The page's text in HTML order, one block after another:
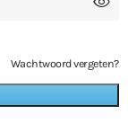
Wachtwoord vergeten?